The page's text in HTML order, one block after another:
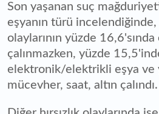
Son yaşanan suç
eşyanın türü incelendiğinde,
olaylarının yüzde
çalınmazken, yüzde
elektronik/elektrikli eşya ve
mücevher, saat, altın çalındı.